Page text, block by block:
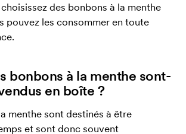
des bonbons à la menthe
pouvez les consommer en toute
bonbons à la menthe sont-
en boîte ?
menthe sont destinés à être
et sont donc souvent